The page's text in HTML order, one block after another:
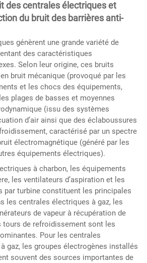
des centrales électriqueset
du bruit des barrières anti-
génèrent une grande variété de
des caractéristiques
Selon leur origine, ces bruits
bruit mécanique (provoqué par les
et les chocs des équipements,
plages de basses et moyennes
(issu des systèmes
d’air ainsi que des éclaboussures
caractérisé par un spectre
électromagnétique (généré par les
équipements électriques).
à charbon, les équipements
les ventilateurs d’aspiration et les
par turbine constituent les principales
les centrales électriques à gaz, les
de vapeur à récupération de
tours de refroidissement sont les
Pour les centrales
gaz, les groupes électrogènes installés
souvent des sources importantes de